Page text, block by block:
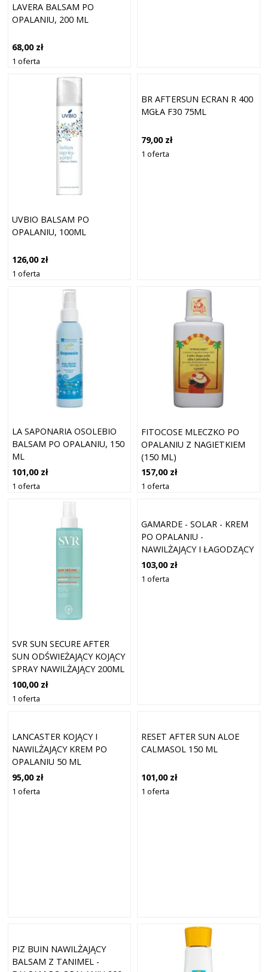
LAVERA BALSAM PO
OPALANIU, 200 ML
68,00 zł
1 oferta
UVBIO BALSAM PO
OPALANIU, 100ML
126,00 zł
1 oferta
BR AFTERSUN ECRAN R 400
MGŁA F30 75ML
79,00 zł
1 oferta
LA SAPONARIA OSOLEBIO
BALSAM PO OPALANIU, 150
ML
101,00 zł
1 oferta
FITOCOSE MLECZKO PO
OPALANIU Z NAGIETKIEM
(150 ML)
157,00 zł
1 oferta
SVR SUN SECURE AFTER
SUN ODŚWIEŻAJĄCY KOJĄCY
SPRAY NAWILŻAJĄCY 200ML
100,00 zł
1 oferta
GAMARDE - SOLAR - KREM
PO OPALANIU -
NAWILŻAJĄCY I ŁAGODZĄCY
- TWARZ I CIAŁO -
ORGANICZNE 200 ML
103,00 zł
1 oferta
LANCASTER KOJĄCY I
NAWILŻAJĄCY KREM PO
OPALANIU 50 ML
95,00 zł
1 oferta
RESET AFTER SUN ALOE
CALMASOL 150 ML
101,00 zł
1 oferta
PIZ BUIN NAWILŻAJĄCY
BALSAM Z TANIMEL -